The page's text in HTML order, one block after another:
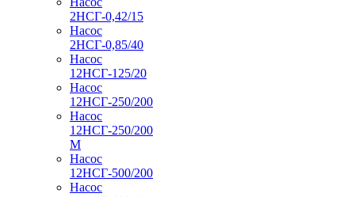
2НСГ-0,42/15
Насос
2НСГ-0,85/40
Насос
12НСГ-125/20
Насос
12НСГ-250/200
Насос
12НСГ-250/200
М
Насос
12НСГ-500/200
Насос